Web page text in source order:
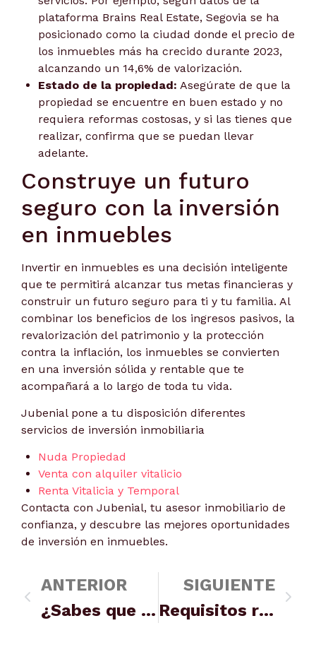
plataforma Brains Real Estate, Segovia se ha
posicionado como la ciudad donde el precio de
los inmuebles más ha crecido durante 2023,
alcanzando un 14,6% de valorización.
Estado de la propiedad: Asegúrate de que la
propiedad se encuentre en buen estado y no
requiera reformas costosas, y si las tienes que
realizar, confirma que se puedan llevar
adelante.
Construye un futuro
seguro con la inversión
en inmuebles
Invertir en inmuebles es una decisión inteligente
que te permitirá alcanzar tus metas financieras y
construir un futuro seguro para ti y tu familia. Al
combinar los beneficios de los ingresos pasivos, la
revalorización del patrimonio y la protección
contra la inflación, los inmuebles se convierten
en una inversión sólida y rentable que te
acompañará a lo largo de toda tu vida.
Jubenial pone a tu disposición diferentes
servicios de inversión inmobiliaria
Nuda Propiedad
Venta con alquiler vitalicio
Renta Vitalicia y Temporal
Contacta con Jubenial, tu asesor inmobiliario de
confianza, y descubre las mejores oportunidades
de inversión en inmuebles.
ANTERIOR
¿Sabes que es la renta vitalicia?
SIGUIENTE
Requisitos renta vitalicia: ejemplo de ahorro seguro